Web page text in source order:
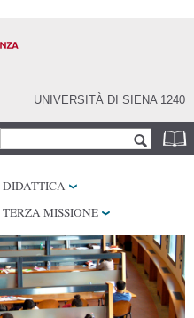
UNIVERSITÀ DI SIENA 1240
Form di ricerca
DIDATTICA
TERZA MISSIONE